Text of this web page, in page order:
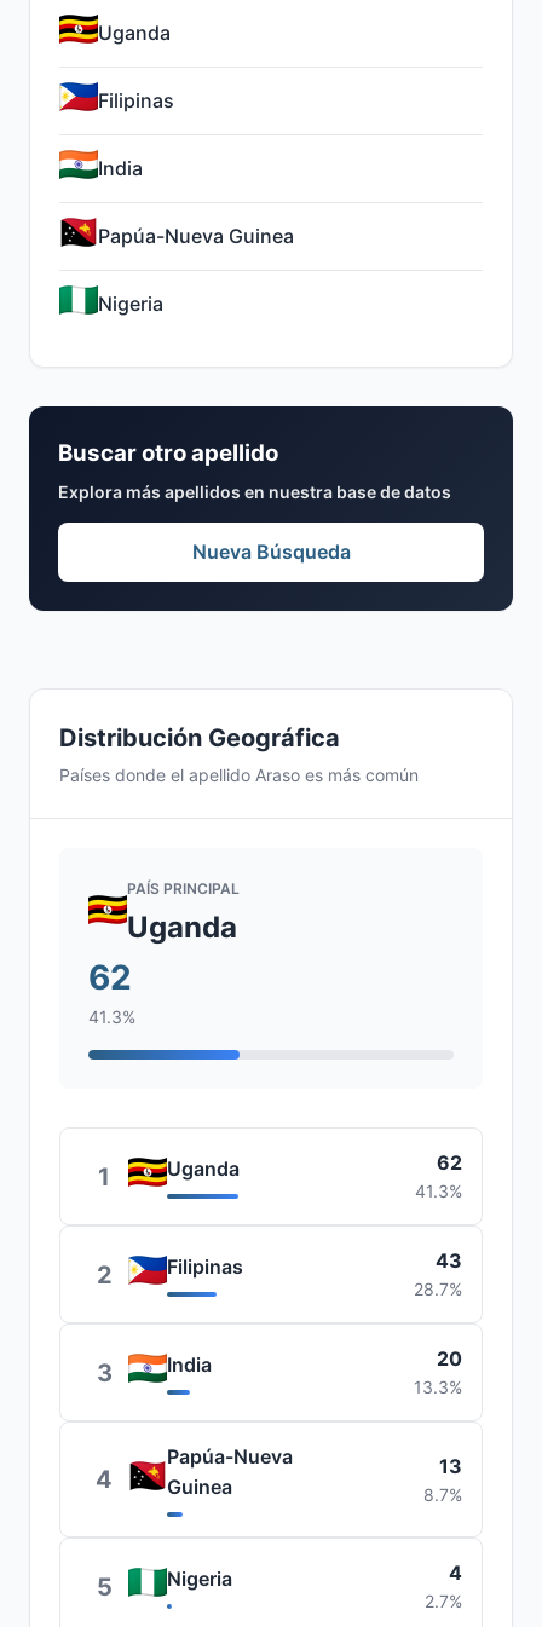
Distribución Geográfica
Países donde el apellido Araso es más común
PAÍS PRINCIPAL
Uganda
62
41.3%
1 Uganda 62
41.3%
2 Filipinas 43
28.7%
3 India 20
13.3%
4
Papúa-Nueva
Guinea
13
8.7%
5 Nigeria 4
2.7%
Uganda
Filipinas
India
Papúa-Nueva Guinea
Nigeria
Buscar otro apellido
Explora más apellidos en nuestra base de datos
Nueva Búsqueda